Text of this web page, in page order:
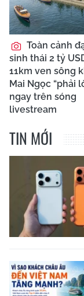
Toàn cảnh
sinh thái 2 tỷ
11km ven sông
Mai Ngọc “phải
ngay trên sóng
livestream
TIN MỚI